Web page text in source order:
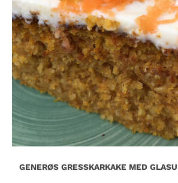
GENERØS GRESSKARKAKE MED